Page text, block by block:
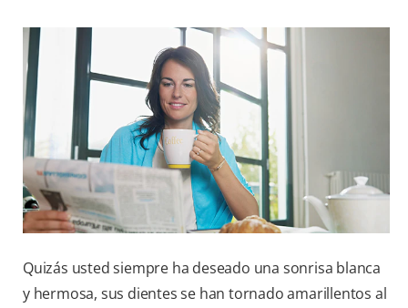
PARA PROFESIONALES
SUSCRÍBETE
Quizás usted siempre ha deseado una sonrisa blanca
y hermosa, sus dientes se han tornado amarillentos al